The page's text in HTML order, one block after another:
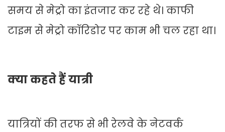
समय से मेट्रो का इंतजार कर रहे थे। काफी
टाइम से मेट्रो कॉरिडोर पर काम भी चल रहा था।
क्या कहते हैं यात्री
यात्रियों की तरफ से भी रेलवे के नेटवर्क